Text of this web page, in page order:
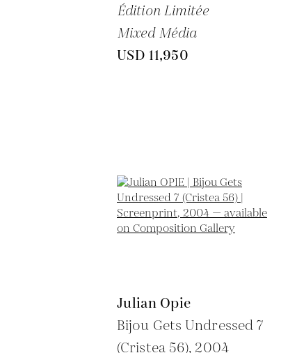
Édition Limitée
Mixed Média
USD 11,950
Julian Opie
Bijou Gets Undressed 7
(Cristea 56), 2004